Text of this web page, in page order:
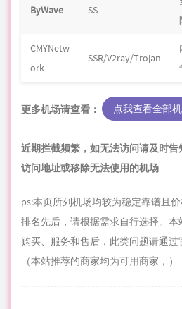
ByWave SS
CMYNetw
ork
SSR/V2ray/Trojan
更多机场请查看： 点我查看全部
近期拦截频繁，如无法访问请及时
访问地址或移除无法使用的机场
ps:本页所列机场均较为稳定靠谱且
排名先后，请根据需求自行选择。
购买、服务和售后，此类问题请通过
（本站推荐的商家均为可用商家，）